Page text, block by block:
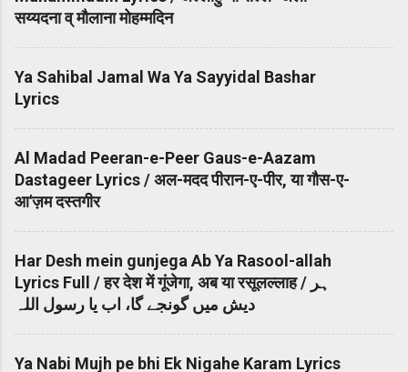
सय्यदना व् मौलाना मोहम्मदिन
Ya Sahibal Jamal Wa Ya Sayyidal Bashar
Lyrics
Al Madad Peeran-e-Peer Gaus-e-Aazam
Dastageer Lyrics / अल-मदद पीरान-ए-पीर, या गौस-ए-
आ'ज़म दस्तगीर
Har Desh mein gunjega Ab Ya Rasool-allah
Lyrics Full / हर देश में गूंजेगा, अब या रसूलल्लाह / ہر
دیش میں گونجے گا، اب یا رسول اللہ
Ya Nabi Mujh pe bhi Ek Nigahe Karam Lyrics